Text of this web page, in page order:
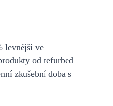
levnější ve
od refurbed
zkušební doba s